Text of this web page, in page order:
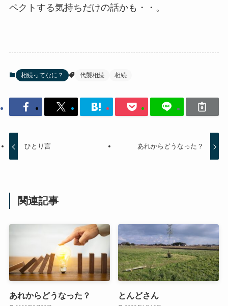
ペクトする気持ちだけの話かも・・。
相続ってなに？ 代襲相続 相続
ひとり言 あれからどうなった？
関連記事
あれからどうなった？ とんどさん